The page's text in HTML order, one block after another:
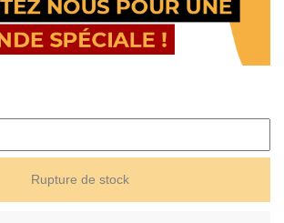
Rupture de stock